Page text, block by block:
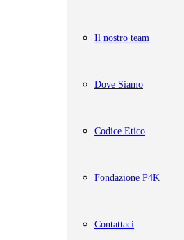
Il nostro team
Dove Siamo
Codice Etico
Fondazione P4K
Contattaci